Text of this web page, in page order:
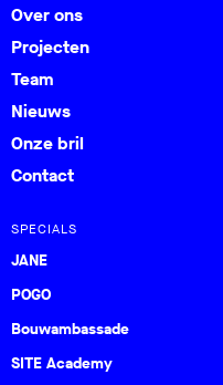
Over ons
Projecten
Team
Nieuws
Onze bril
Contact
SPECIALS
JANE
POGO
Bouwambassade
SITE Academy